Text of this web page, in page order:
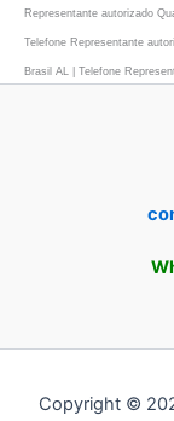
Representante autorizado
Telefone Representante
Brasil AL | Telefone
Copyright ©